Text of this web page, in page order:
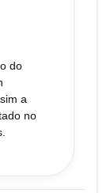
do
a
no